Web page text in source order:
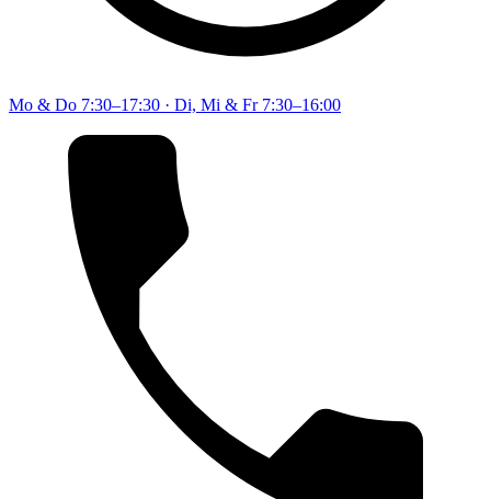
Mo & Do 7:30–17:30 · Di, Mi & Fr 7:30–16:00